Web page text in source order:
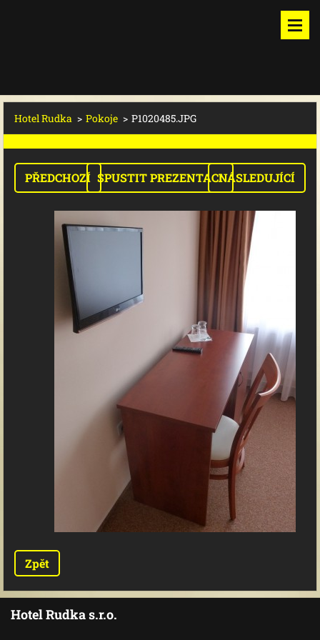
Hotel Rudka > Pokoje > P1020485.JPG
PŘEDCHOZÍ SPUSTIT PREZENTACINÁSLEDUJÍCÍ
Zpět
Hotel Rudka s.r.o.